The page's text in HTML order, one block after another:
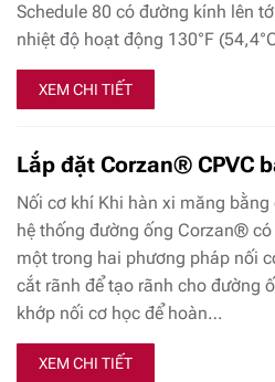
Schedule 80 có đường kính lên
nhiệt độ hoạt động 130°F
XEM CHI TIẾT
Lắp đặt Corzan® CPVC
Nối cơ khí Khi hàn xi măng
hệ thống đường ống Corzan®
một trong hai phương pháp nối
cắt rãnh để tạo rãnh cho đường
khớp nối cơ học để hoàn…
XEM CHI TIẾT